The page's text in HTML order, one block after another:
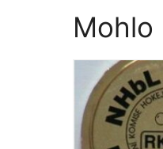
Mohlo